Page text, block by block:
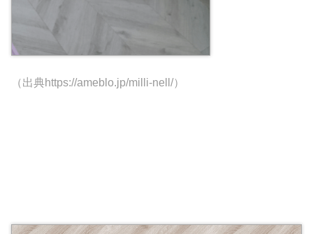
（出典https://ameblo.jp/milli-nell/）